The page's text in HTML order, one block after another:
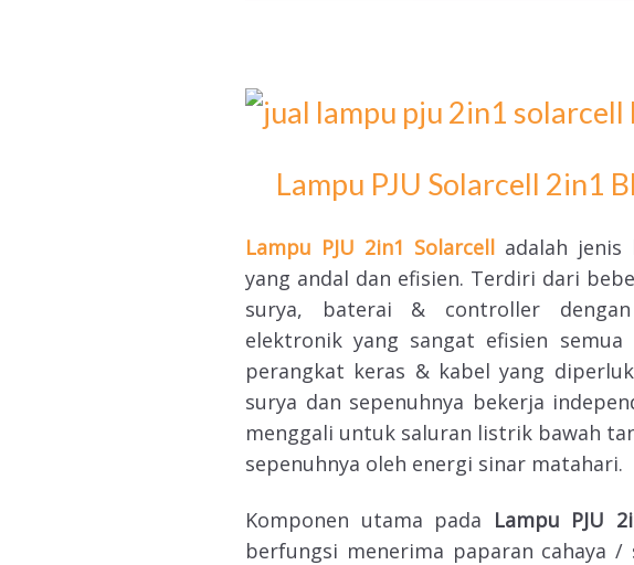
Lampu PJU Solarcell 2in1
Lampu PJU 2in1 Solarcell adalah
yang andal dan efisien. Terdiri dari
surya, baterai & controller
elektronik yang sangat efisien
perangkat keras & kabel yang
surya dan sepenuhnya bekerja
menggali untuk saluran listrik bawah
sepenuhnya oleh energi sinar matahari.
Komponen utama pada Lampu PJU
berfungsi menerima paparan cahaya